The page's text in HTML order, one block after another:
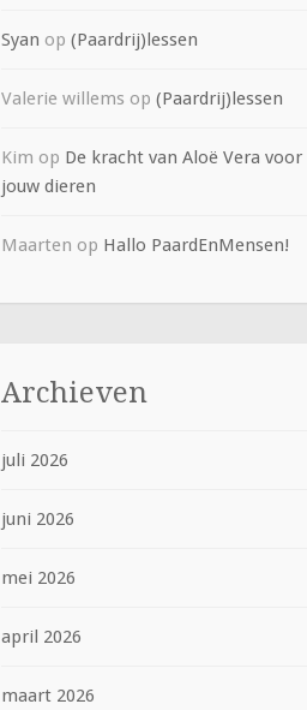
Syan op (Paardrij)lessen
Valerie willems op (Paardrij)lessen
Kim op De kracht van Aloë Vera voor
jouw dieren
Maarten op Hallo PaardEnMensen!
Archieven
juli 2026
juni 2026
mei 2026
april 2026
maart 2026